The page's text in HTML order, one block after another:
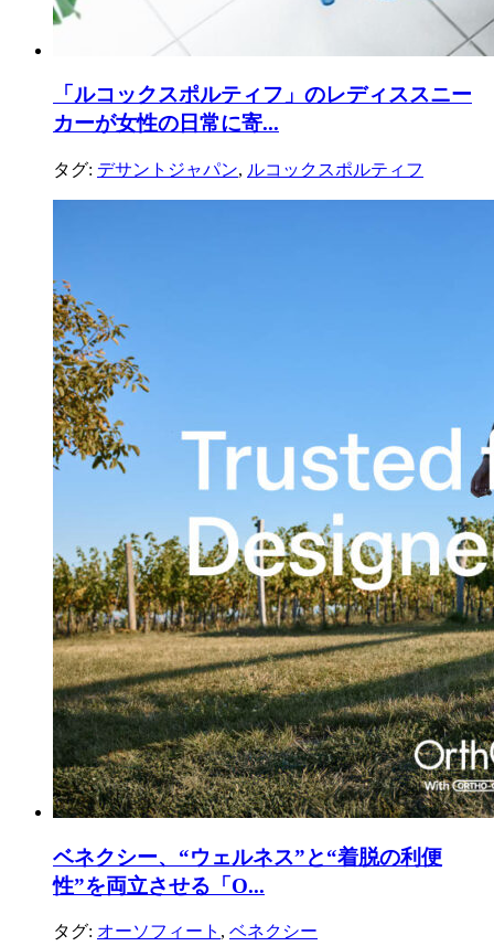
「ルコックスポルティフ」のレディススニー
カーが女性の日常に寄...
タグ: デサントジャパン, ルコックスポルティフ
ベネクシー、“ウェルネス”と“着脱の利便
性”を両立させる「O...
タグ: オーソフィート , ベネクシー